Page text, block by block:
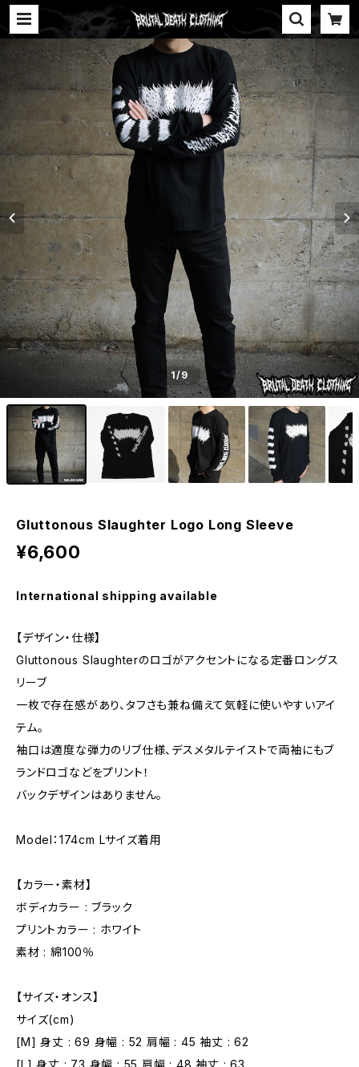
1/9
Gluttonous Slaughter Logo Long Sleeve
¥6,600
International shipping available
【デザイン・仕様】
Gluttonous Slaughterのロゴがアクセントになる定番ロングス
リーブ
一枚で存在感があり、タフさも兼ね備えて気軽に使いやすいアイ
テム。
袖口は適度な弾力のリブ仕様、デスメタルテイストで両袖にもブ
ランドロゴなどをプリント！
バックデザインはありません。
Model：174cm Lサイズ着用
【カラー・素材】
ボディカラー : ブラック
プリントカラー : ホワイト
素材 : 綿100％
【サイズ・オンス】
サイズ(cm)
[M] 身丈 : 69 身幅 : 52 肩幅 : 45 袖丈 : 62
[L] 身丈 : 73 身幅 : 55 肩幅 : 48 袖丈 : 63